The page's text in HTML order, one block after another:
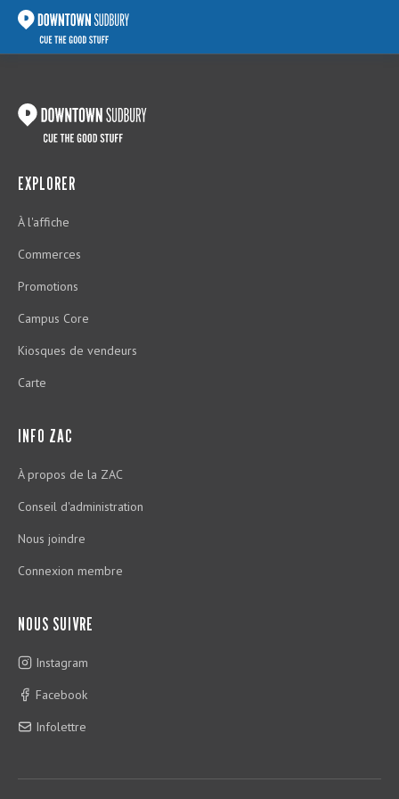
EXPLORER
À l'affiche
Commerces
Promotions
Campus Core
Kiosques de vendeurs
Carte
INFO ZAC
À propos de la ZAC
Conseil d'administration
Nous joindre
Connexion membre
NOUS SUIVRE
Instagram
Facebook
Infolettre